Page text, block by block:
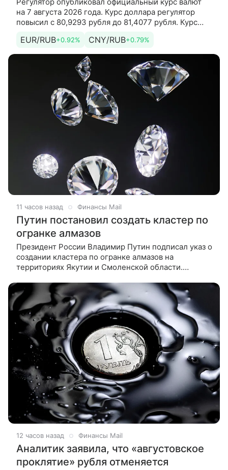
на 7 августа 2026 года. Курс доллара регулятор
повысил с 80,9293 рубля до 81,4077 рубля. Курс
рубля. Кроме
EUR/RUB+0.92% CNY/RUB+0.79%
11 часов назад Финансы Mail
Путин постановил создать кластер по
огранке алмазов
Президент России Владимир Путин подписал указ о
создании кластера по огранке алмазов на
территориях Якутии и Смоленской области.
правовой информации. «В целях
12 часов назад Финансы Mail
Аналитик заявила, что «августовское
проклятие» рубля отменяется